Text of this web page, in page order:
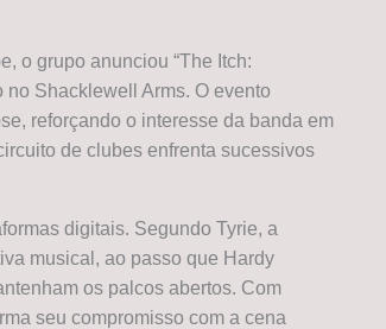
o grupo anunciou “The Itch:
no Shacklewell Arms. O evento
reforçando o interesse da banda em
de clubes enfrenta sucessivos
digitais. Segundo Tyrie, a
musical, ao passo que Hardy
os palcos abertos. Com
seu compromisso com a cena